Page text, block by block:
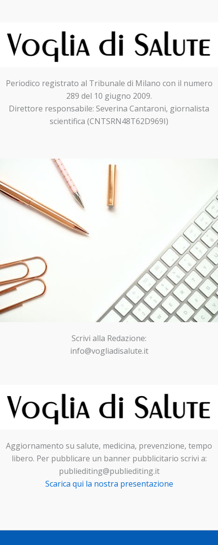
Periodico registrato al Tribunale di Milano con il numero
289 del 10 giugno 2009.
Direttore responsabile: Severina Cantaroni, giornalista
scientifica (CNTSRN48T62D969I)
Scrivi alla Redazione:
info@vogliadisalute.it
Aggiornamento su salute, medicina, prevenzione, tempo
libero. Per pubblicare un banner pubblicitario scrivi a:
publiediting@publiediting.it
Scarica qui la nostra presentazione